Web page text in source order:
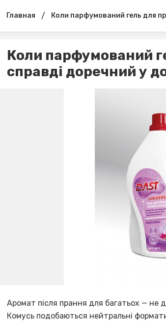
Главная / Коли парфумований гель для
Коли парфумований
справді доречний у
Аромат після прання для багатьох — не
Комусь подобаються нейтральні